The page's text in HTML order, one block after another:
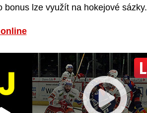
bonus lze využít na hokejové sázky.